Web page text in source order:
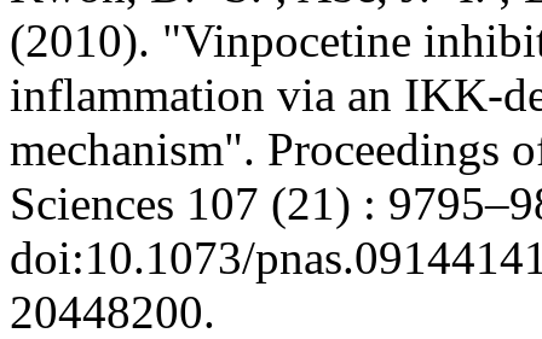
(2010). "Vinpocetine
inflammation via an IKK-
mechanism". Proceedings
Sciences 107 (21) :
doi:10.1073/
20448200.